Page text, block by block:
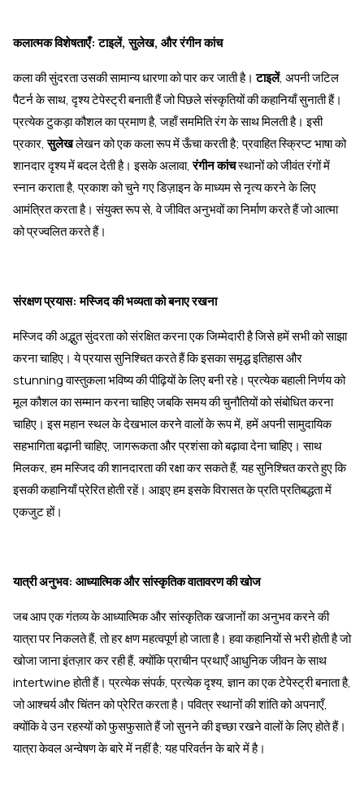
कलात्मक विशेषताएँ: टाइलें, सुलेख, और रंगीन कांच
कला की सुंदरता उसकी सामान्य धारणा को पार कर जाती है।टाइलें, अपनी जटिल
पैटर्न के साथ, दृश्य टेपेस्ट्री बनाती हैं जो पिछले संस्कृतियों की कहानियाँ सुनाती हैं।
प्रत्येक टुकड़ा कौशल का प्रमाण है, जहाँ सममिति रंग के साथ मिलती है। इसी
प्रकार,सुलेखलेखन को एक कला रूप में ऊँचा करती है; प्रवाहित स्क्रिप्ट भाषा को
शानदार दृश्य में बदल देती है। इसके अलावा,रंगीन कांचस्थानों को जीवंत रंगों में
स्नान कराता है, प्रकाश को चुने गए डिज़ाइन के माध्यम से नृत्य करने के लिए
आमंत्रित करता है। संयुक्त रूप से, वे जीवित अनुभवों का निर्माण करते हैं जो आत्मा
को प्रज्वलित करते हैं।
संरक्षण प्रयास: मस्जिद की भव्यता को बनाए रखना
मस्जिद की अद्भुत सुंदरता को संरक्षित करना एक जिम्मेदारी है जिसे हमें सभी को साझा
करना चाहिए। ये प्रयास सुनिश्चित करते हैं कि इसका समृद्ध इतिहास और
stunning वास्तुकला भविष्य की पीढ़ियों के लिए बनी रहे। प्रत्येक बहाली निर्णय को
मूल कौशल का सम्मान करना चाहिए जबकि समय की चुनौतियों को संबोधित करना
चाहिए। इस महान स्थल के देखभाल करने वालों के रूप में, हमें अपनी सामुदायिक
सहभागिता बढ़ानी चाहिए, जागरूकता और प्रशंसा को बढ़ावा देना चाहिए। साथ
मिलकर, हम मस्जिद की शानदारता की रक्षा कर सकते हैं, यह सुनिश्चित करते हुए कि
इसकी कहानियाँ प्रेरित होती रहें। आइए हम इसके विरासत के प्रति प्रतिबद्धता में
एकजुट हों।
यात्री अनुभव: आध्यात्मिक और सांस्कृतिक वातावरण की खोज
जब आप एक गंतव्य के आध्यात्मिक और सांस्कृतिक खजानों का अनुभव करने की
यात्रा पर निकलते हैं, तो हर क्षण महत्वपूर्ण हो जाता है। हवा कहानियों से भरी होती है जो
खोजा जाना इंतज़ार कर रही हैं, क्योंकि प्राचीन प्रथाएँ आधुनिक जीवन के साथ
intertwine होती हैं। प्रत्येक संपर्क, प्रत्येक दृश्य, ज्ञान का एक टेपेस्ट्री बनाता है,
जो आश्चर्य और चिंतन को प्रेरित करता है। पवित्र स्थानों की शांति को अपनाएँ,
क्योंकि वे उन रहस्यों को फुसफुसाते हैं जो सुनने की इच्छा रखने वालों के लिए होते हैं।
यात्रा केवल अन्वेषण के बारे में नहीं है; यह परिवर्तन के बारे में है।